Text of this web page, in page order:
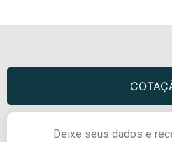
Deixe seus dados e